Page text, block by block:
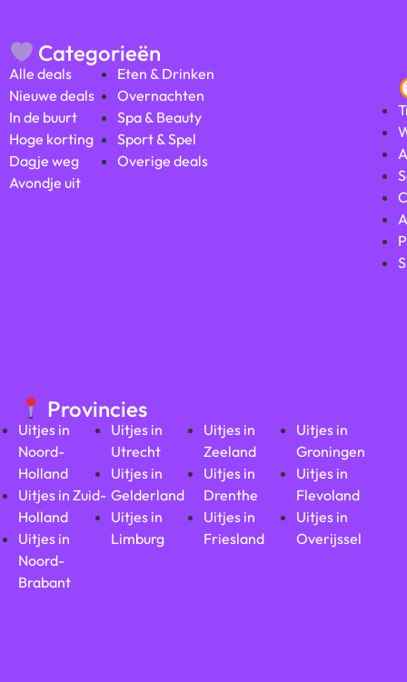
Categorieën
Alle deals
Nieuwe deals
In de buurt
Hoge korting
Dagje weg
Avondje uit
Eten & Drinken
Overnachten
Spa & Beauty
Sport & Spel
Overige deals
Provincies
Uitjes in
Noord-
Holland
Uitjes in Zuid-
Holland
Uitjes in
Noord-
Brabant
Uitjes in
Utrecht
Uitjes in
Gelderland
Uitjes in
Limburg
Uitjes in
Zeeland
Uitjes in
Drenthe
Uitjes in
Friesland
Uitjes in
Groningen
Uitjes in
Flevoland
Uitjes in
Overijssel